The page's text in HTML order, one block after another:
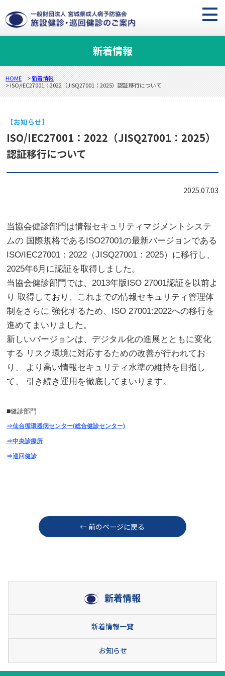
新着情報
HOME >新着情報
> ISO/IEC27001：2022（JISQ27001：2025）認証移行について
【お知らせ】
ISO/IEC27001：2022（JISQ27001：2025）
認証移行について
2025.07.03
当協会健診部門は情報セキュリティマジメントシステ
ムの 国際規格であるISO27001の最新バージョンである
ISO/IEC27001：2022（JISQ27001：2025）に移行し、
2025年6月に認証を取得しました。
当協会健診部門では、2013年版ISO 27001認証を以前よ
り 取得しており、これまでの情報セキュリティ管理体
制をさらに 強化するため、ISO 27001:2022への移行を
進めてまいりました。
新しいバージョンは、デジタル化の進展とともに変化
する リスク環境に対応するための改善が行われてお
り、 より高い情報セキュリティ水準の維持を目指し
て、 引き続き運用を徹底してまいります。
■健診部門
⇒仙台循環器病センター(総合健診センター)
⇒中央診療所
⇒巡回健診
← 前のページに戻る
新着情報
新着情報一覧
お知らせ